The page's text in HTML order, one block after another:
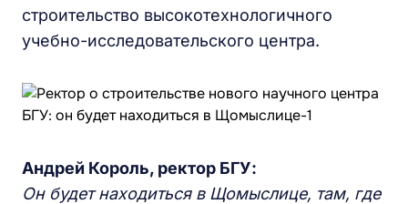
строительство высокотехнологичного
учебно-исследовательского центра.
Андрей Король, ректор БГУ:
Он будет находиться в Щомыслице, там, где